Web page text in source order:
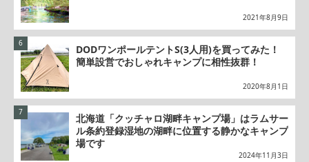
2021年8月9日
DODワンポールテントS(3人用)を買ってみた！
簡単設営でおしゃれキャンプに相性抜群！
2020年8月1日
北海道「クッチャロ湖畔キャンプ場」はラムサー
ル条約登録湿地の湖畔に位置する静かなキャンプ
場です
2024年11月3日